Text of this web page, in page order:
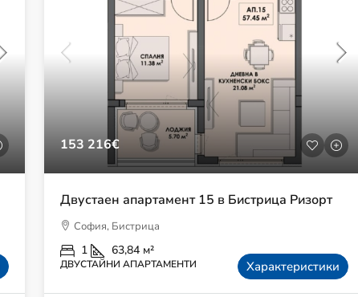
153 216€
Двустаен апартамент 15 в Бистрица Ризорт
София, Бистрица
1 63,84 м²
ДВУСТАЙНИ АПАРТАМЕНТИ Характеристики